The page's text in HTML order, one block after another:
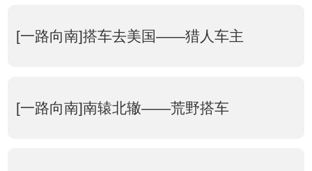
[一路向南]搭车去美国——猎人车主
[一路向南]南辕北辙——荒野搭车